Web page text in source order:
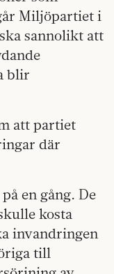
Miljöpartiet i
sannolikt att
blir
att partiet
där
en gång. De
kosta
invandringen
till